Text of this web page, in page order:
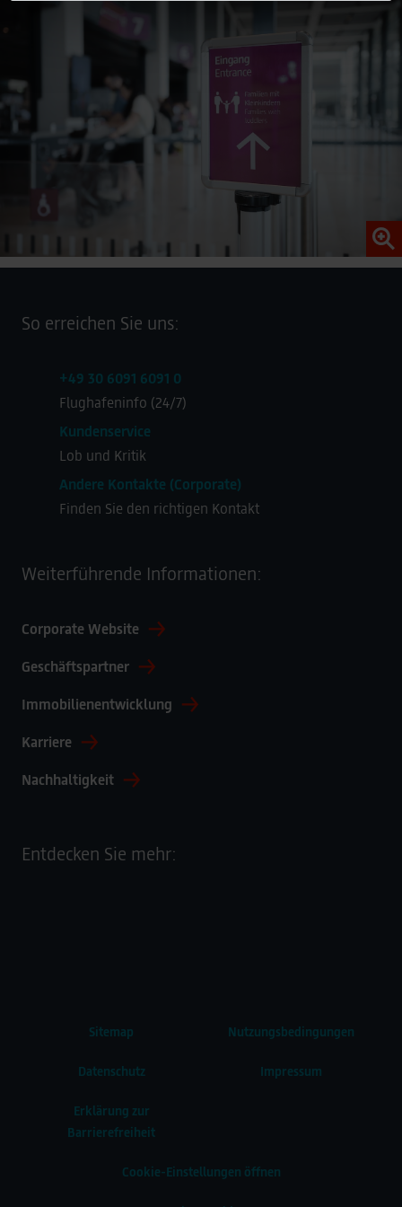
customise the content according to your interests or use
this at all times with effect for the future. The legality of
the data processing that took place at the time of
revocation remains unaffected by this.
As part of Google Ads Enhanced Conversions, user-
provided data (e.g. an email address) may be
pseudonymized using a hashing process before being
transmitted to Google. This enables Google to attribute
conversions across devices while ensuring that the
original data is not transmitted in plain text.
privacy policy
Legal Notice
So erreichen Sie uns:
+49 30 6091 6091 0
Flughafeninfo (24/7)
Kundenservice
Lob und Kritik
Andere Kontakte (Corporate)
Finden Sie den richtigen Kontakt
Weiterführende Informationen:
Corporate Website
Geschäftspartner
Immobilienentwicklung
Karriere
Nachhaltigkeit
Entdecken Sie mehr:
Sitemap Nutzungsbedingungen
Datenschutz Impressum
Erklärung zur
Barrierefreiheit
Cookie-Einstellungen öffnen